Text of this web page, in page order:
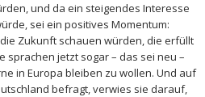
und da ein steigendes Interesse
sei ein positives Momentum:
Zukunft schauen würden, die erfüllt
sprachen jetzt sogar – das sei neu –
in Europa bleiben zu wollen. Und auf
befragt, verwies sie darauf,